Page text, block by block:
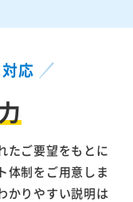
応
たご要望をもとに
体制をご用意しま
かりやすい説明は